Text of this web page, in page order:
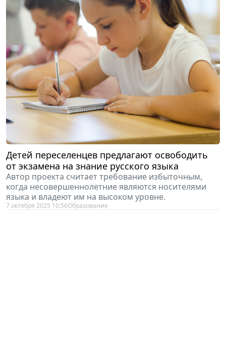
Детей переселенцев предлагают освободить
от экзамена на знание русского языка
Автор проекта считает требование избыточным,
когда несовершеннолетние являются носителями
языка и владеют им на высоком уровне.
7 октября 2025 10:56Образование